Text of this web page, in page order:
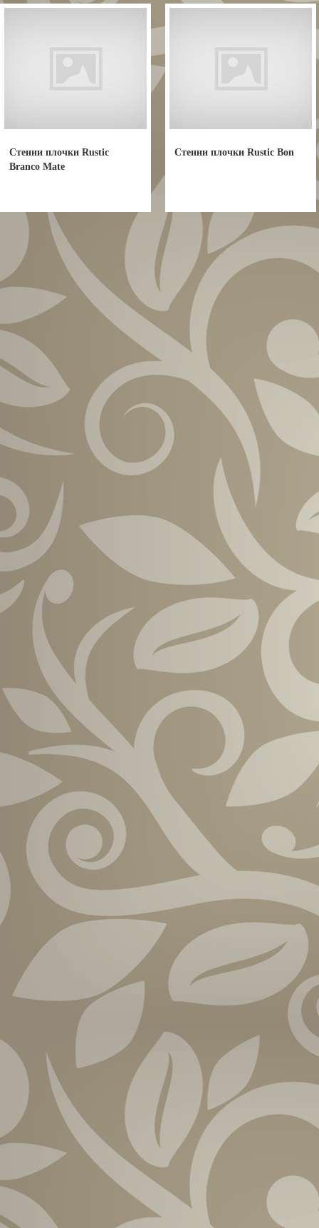
Стенни плочки Rustic
Branco Mate
Стенни плочки Rustic Bon